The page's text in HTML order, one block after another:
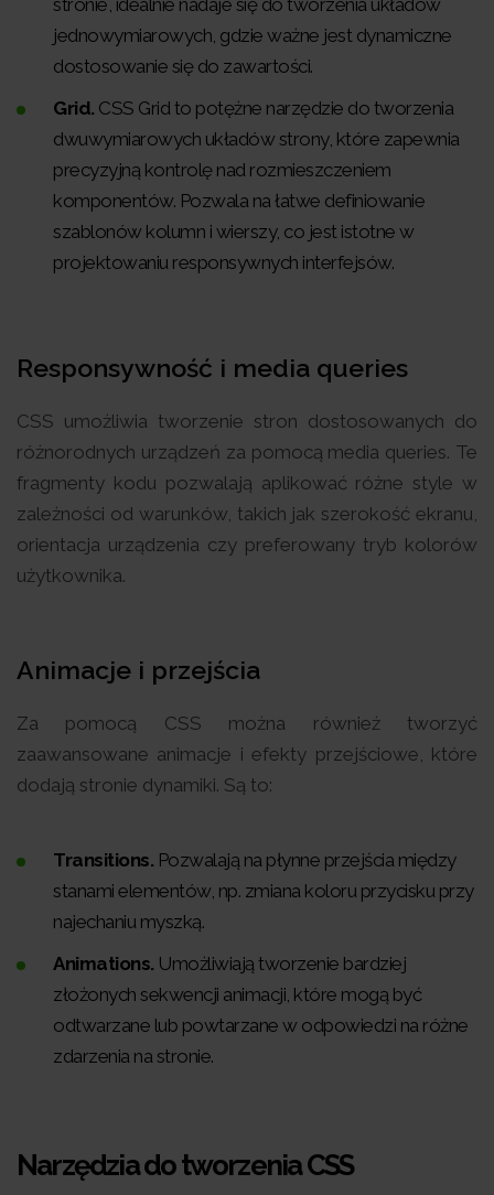
jednowymiarowych, gdzie ważne jest dynamiczne
dostosowanie się do zawartości.
Grid. CSS Grid to potężne narzędzie do tworzenia
dwuwymiarowych układów strony, które zapewnia
precyzyjną kontrolę nad rozmieszczeniem
komponentów. Pozwala na łatwe definiowanie
szablonów kolumn i wierszy, co jest istotne w
projektowaniu responsywnych interfejsów.
Responsywność i media queries
CSS umożliwia tworzenie stron dostosowanych do
różnorodnych urządzeń za pomocą media queries. Te
fragmenty kodu pozwalają aplikować różne style w
zależności od warunków, takich jak szerokość ekranu,
orientacja urządzenia czy preferowany tryb kolorów
użytkownika.
Animacje i przejścia
Za pomocą CSS można również tworzyć
zaawansowane animacje i efekty przejściowe, które
dodają stronie dynamiki. Są to:
Transitions. Pozwalają na płynne przejścia między
stanami elementów, np. zmiana koloru przycisku przy
najechaniu myszką.
Animations. Umożliwiają tworzenie bardziej
złożonych sekwencji animacji, które mogą być
odtwarzane lub powtarzane w odpowiedzi na różne
zdarzenia na stronie.
Narzędzia do tworzenia CSS